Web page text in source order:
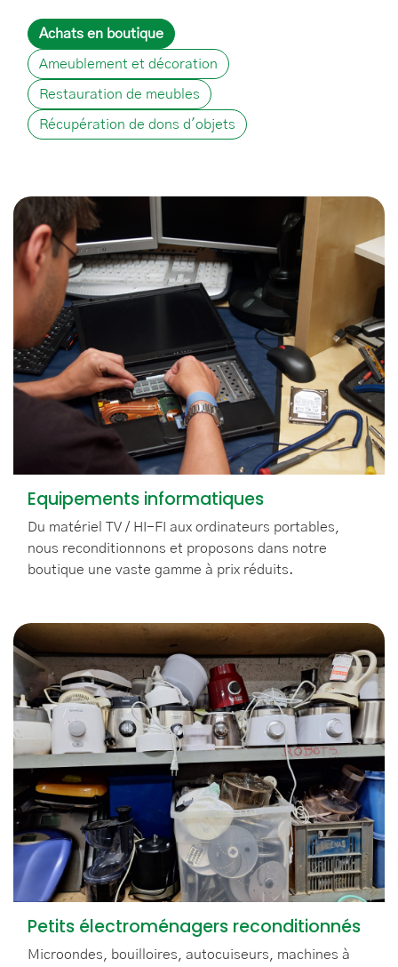
Achats en boutique
Ameublement et décoration
Restauration de meubles
Récupération de dons d'objets
Equipements informatiques
Du matériel TV / HI-FI aux ordinateurs portables,
nous reconditionnons et proposons dans notre
boutique une vaste gamme à prix réduits.
Petits électroménagers reconditionnés
Microondes, bouilloires, autocuiseurs, machines à